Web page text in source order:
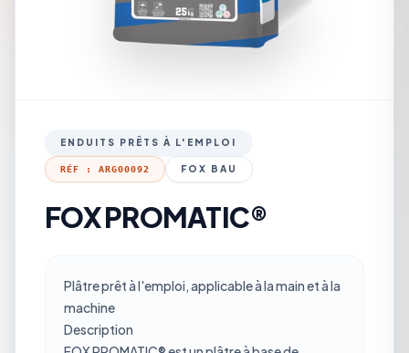
ENDUITS PRÊTS À L'EMPLOI
RÉF : ARG00092 FOX BAU
FOX PROMATIC®
Plâtre prêt à l'emploi, applicable à la main et à la
machine
Description